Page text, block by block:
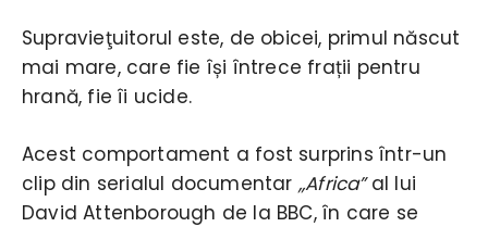
Supravieţuitorul este, de obicei, primul născut
mai mare, care fie își întrece frații pentru
hrană, fie îi ucide.
Acest comportament a fost surprins într-un
clip din serialul documentar ,,Africa”al lui
David Attenborough de la BBC, în care se